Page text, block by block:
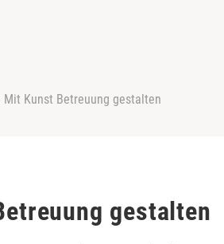
Mit Kunst Betreuung gestalten
gestalten